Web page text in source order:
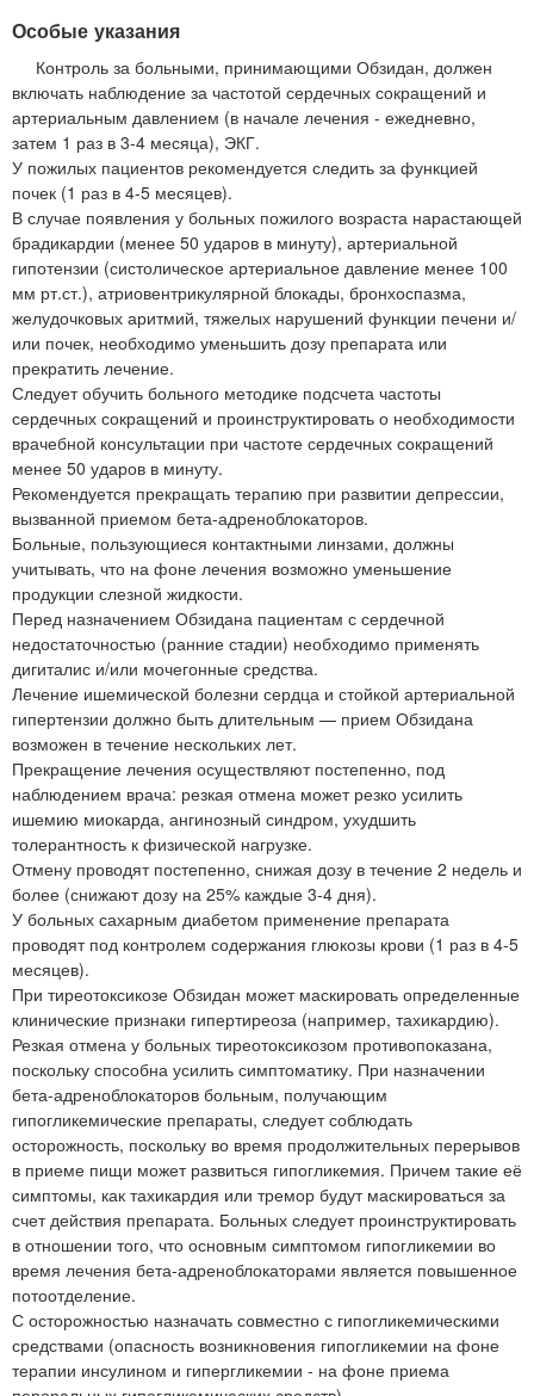
Особые указания
Контроль за больными, принимающими Обзидан, должен
включать наблюдение за частотой сердечных сокращений и
артериальным давлением (в начале лечения - ежедневно,
затем 1 раз в 3-4 месяца), ЭКГ.
У пожилых пациентов рекомендуется следить за функцией
почек (1 раз в 4-5 месяцев).
В случае появления у больных пожилого возраста нарастающей
брадикардии (менее 50 ударов в минуту), артериальной
гипотензии (систолическое артериальное давление менее 100
мм рт.ст.), атриовентрикулярной блокады, бронхоспазма,
желудочковых аритмий, тяжелых нарушений функции печени и/
или почек, необходимо уменьшить дозу препарата или
прекратить лечение.
Следует обучить больного методике подсчета частоты
сердечных сокращений и проинструктировать о необходимости
врачебной консультации при частоте сердечных сокращений
менее 50 ударов в минуту.
Рекомендуется прекращать терапию при развитии депрессии,
вызванной приемом бета-адреноблокаторов.
Больные, пользующиеся контактными линзами, должны
учитывать, что на фоне лечения возможно уменьшение
продукции слезной жидкости.
Перед назначением Обзидана пациентам с сердечной
недостаточностью (ранние стадии) необходимо применять
дигиталис и/или мочегонные средства.
Лечение ишемической болезни сердца и стойкой артериальной
гипертензии должно быть длительным — прием Обзидана
возможен в течение нескольких лет.
Прекращение лечения осуществляют постепенно, под
наблюдением врача: резкая отмена может резко усилить
ишемию миокарда, ангинозный синдром, ухудшить
толерантность к физической нагрузке.
Отмену проводят постепенно, снижая дозу в течение 2 недель и
более (снижают дозу на 25% каждые 3-4 дня).
У больных сахарным диабетом применение препарата
проводят под контролем содержания глюкозы крови (1 раз в 4-5
месяцев).
При тиреотоксикозе Обзидан может маскировать определенные
клинические признаки гипертиреоза (например, тахикардию).
Резкая отмена у больных тиреотоксикозом противопоказана,
поскольку способна усилить симптоматику. При назначении
бета-адреноблокаторов больным, получающим
гипогликемические препараты, следует соблюдать
осторожность, поскольку во время продолжительных перерывов
в приеме пищи может развиться гипогликемия. Причем такие её
симптомы, как тахикардия или тремор будут маскироваться за
счет действия препарата. Больных следует проинструктировать
в отношении того, что основным симптомом гипогликемии во
время лечения бета-адреноблокаторами является повышенное
потоотделение.
С осторожностью назначать совместно с гипогликемическими
средствами (опасность возникновения гипогликемии на фоне
терапии инсулином и гипергликемии - на фоне приема